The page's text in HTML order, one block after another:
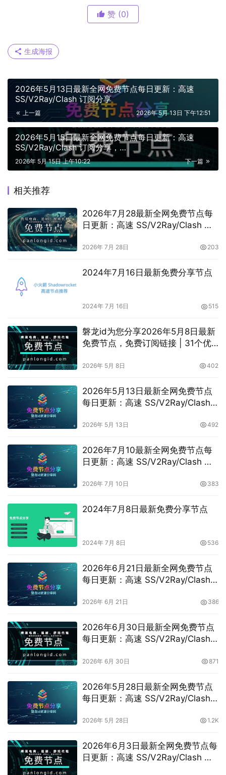
赞 (0)
生成海报
2026年5月13日最新全网免费节点每日更新：高速
SS/V2Ray/Clash 订阅分享
上一篇 2026年 5月 13日 下午12:51
2026年5月15日最新全网免费节点每日更新：高速
SS/V2Ray/Clash 订阅分享，
vless/shadowrocket/vmess节点
下一篇
2026年 5月 15日 上午10:22
相关推荐
2026年7月28最新全网免费节点每
日更新：高速 SS/V2Ray/Clash 订
vless/shadowrocket/trojan/vmess
2026年 7月 28日 203
2024年7月16日最新免费分享节点
2024年 7月 16日 515
磐龙id为您分享2026年5月8日最新
免费节点，免费订阅链接 | 31个优
2026年 5月 8日 402
2026年5月13日最新全网免费节点
每日更新：高速 SS/V2Ray/Clash
2026年 5月 13日 492
2026年7月10最新全网免费节点每
日更新：高速 SS/V2Ray/Clash 订
vless/shadowrocket/trojan/vmess
2026年 7月 10日 383
2024年7月8日最新免费分享节点
2024年 7月 8日 536
2026年6月21日最新全网免费节点
每日更新：高速 SS/V2Ray/Clash
vless/shadowrocket/trojan/vmess
2026年 6月 21日 386
2026年6月30日最新全网免费节点
每日更新：高速 SS/V2Ray/Clash
vless/shadowrocket/trojan/vmess
2026年 6月 30日 871
2026年5月28日最新全网免费节点
每日更新：高速 SS/V2Ray/Clash
vless/shadowrocket/trojan/vmess
2026年 5月 28日 1.2K
2026年6月3日最新全网免费节点每
日更新：高速 SS/V2Ray/Clash 订